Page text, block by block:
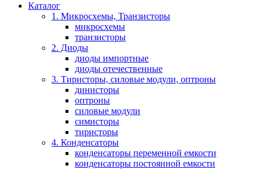
Каталог
1. Микросхемы, Транзисторы
микросхемы
транзисторы
2. Диоды
диоды импортные
диоды отечественные
3. Тиристоры, силовые модули, оптроны
динисторы
оптроны
силовые модули
симисторы
тиристоры
4. Конденсаторы
конденсаторы переменной емкости
конденсаторы постоянной емкости